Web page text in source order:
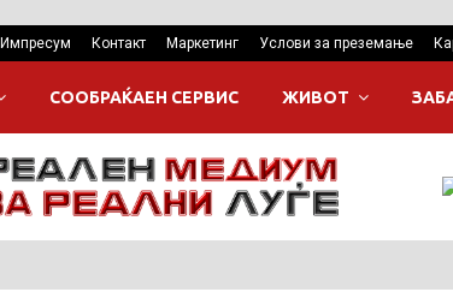
Импресум Контакт Маркетинг Услови за преземање
СООБРАЌАЕН СЕРВИС ЖИВОТ